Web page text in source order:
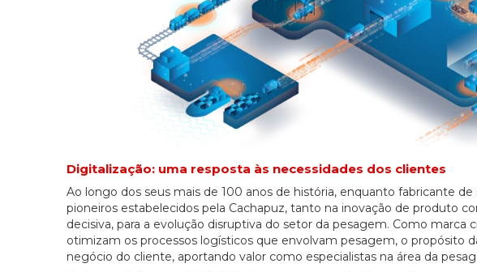
Digitalização: uma resposta às necessidades dos clientes
Ao longo dos seus mais de 100 anos de história, enquanto fabricante
pioneiros estabelecidos pela Cachapuz, tanto na inovação de produto
decisiva, para a evolução disruptiva do setor da pesagem. Como marca
otimizam os processos logísticos que envolvam pesagem, o propósito
negócio do cliente, aportando valor como especialistas na área da